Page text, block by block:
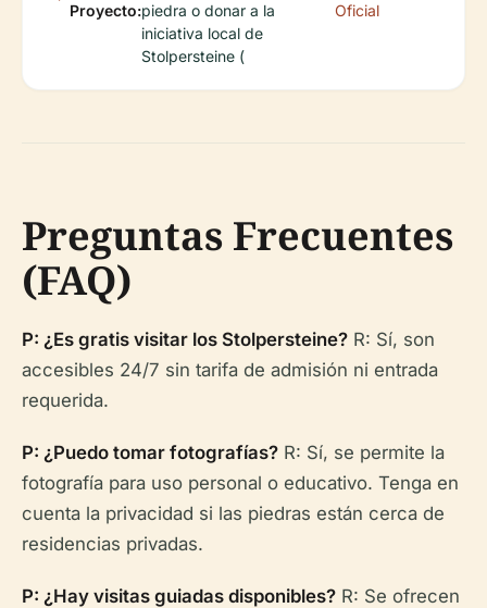
Proyecto:piedra o donar a la
iniciativa local de
Stolpersteine (
Oficial
Preguntas Frecuentes
(FAQ)
P: ¿Es gratis visitar los Stolpersteine? R: Sí, son
accesibles 24/7 sin tarifa de admisión ni entrada
requerida.
P: ¿Puedo tomar fotografías? R: Sí, se permite la
fotografía para uso personal o educativo. Tenga en
cuenta la privacidad si las piedras están cerca de
residencias privadas.
P: ¿Hay visitas guiadas disponibles? R: Se ofrecen